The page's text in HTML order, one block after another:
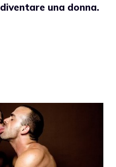
diventare una donna.